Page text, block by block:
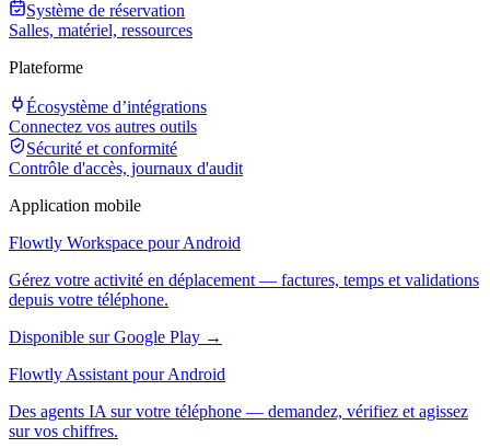
Système de réservation
Salles, matériel, ressources
Plateforme
Écosystème d’intégrations
Connectez vos autres outils
Sécurité et conformité
Contrôle d'accès, journaux d'audit
Application mobile
Flowtly Workspace pour Android
Gérez votre activité en déplacement — factures, temps et validations
depuis votre téléphone.
Disponible sur Google Play →
Flowtly Assistant pour Android
Des agents IA sur votre téléphone — demandez, vérifiez et agissez
sur vos chiffres.